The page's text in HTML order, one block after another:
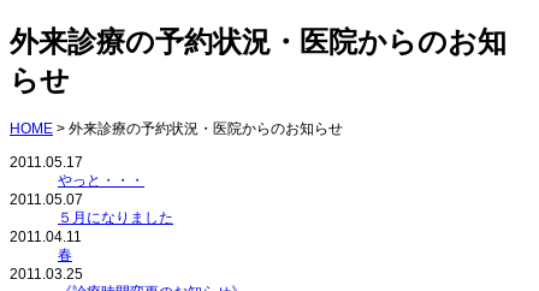
外来診療の予約状況・医院からのお知
らせ
HOME > 外来診療の予約状況・医院からのお知らせ
2011.05.17
やっと・・・
2011.05.07
５月になりました
2011.04.11
春
2011.03.25